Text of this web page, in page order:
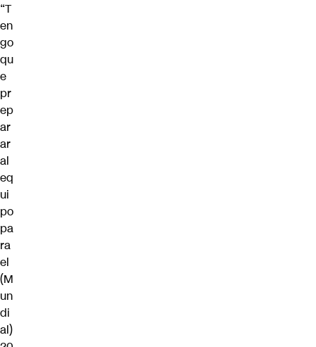
“T
en
go
qu
e
pr
ep
ar
ar
al
eq
ui
po
pa
ra
el
(M
un
di
al)